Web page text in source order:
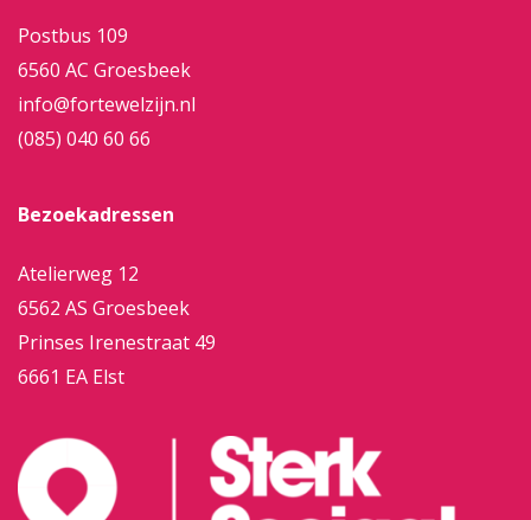
Postbus 109
6560 AC Groesbeek
info@fortewelzijn.nl
(085) 040 60 66
Bezoekadressen
Atelierweg 12
6562 AS Groesbeek
Prinses Irenestraat 49
6661 EA Elst